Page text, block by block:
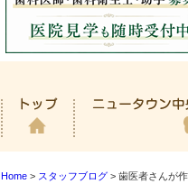
ホーム
Home > スタッフブログ > 歯医者さんが